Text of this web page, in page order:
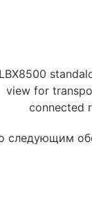
следующим